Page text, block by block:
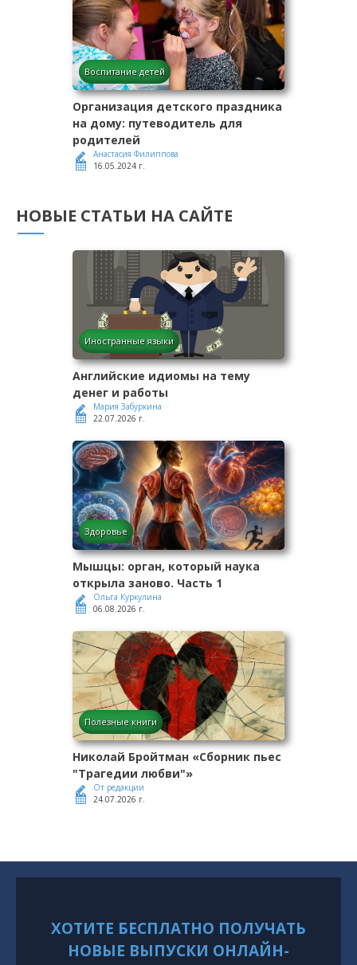
Воспитание детей
Организация детского праздника
на дому: путеводитель для
родителей
Анастасия Филиппова
16.05.2024 г.
НОВЫЕ СТАТЬИ НА САЙТЕ
Иностранные языки
Английские идиомы на тему
денег и работы
Мария Забуркина
22.07.2026 г.
Здоровье
Мышцы: орган, который наука
открыла заново. Часть 1
Ольга Куркулина
06.08.2026 г.
Полезные книги
Николай Бройтман «Сборник пьес
"Трагедии любви"»
От редакции
24.07.2026 г.
ХОТИТЕ БЕСПЛАТНО ПОЛУЧАТЬ
НОВЫЕ ВЫПУСКИ ОНЛАЙН-